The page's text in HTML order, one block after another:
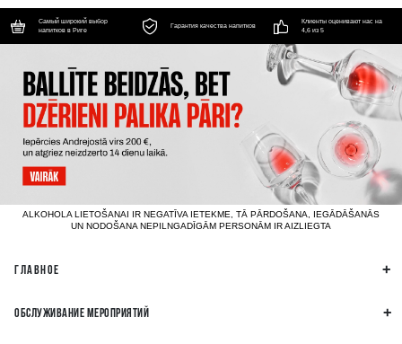
Самый широкий выбор
напитков в Риге
Гарантия качества напитков
Клиенты оценивают нас на
4,6 из 5
ALKOHOLA LIETOŠANAI IR NEGATĪVA IETEKME, TĀ PĀRDOŠANA, IEGĀDĀŠANĀS
UN NODOŠANA NEPILNGADĪGĀM PERSONĀM IR AIZLIEGTA
ГЛАВНОЕ
ОБСЛУЖИВАНИЕ МЕРОПРИЯТИЙ